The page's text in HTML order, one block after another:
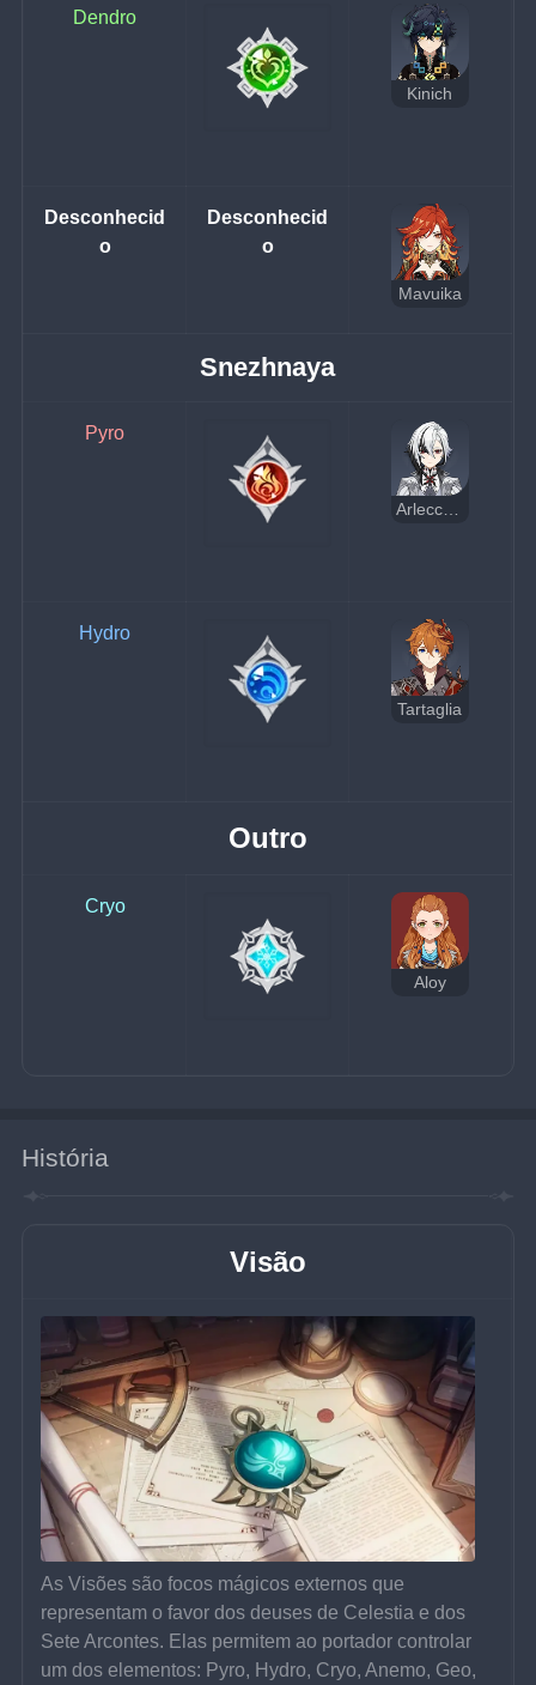
Dendro
Kinich
Desconhecid
o
Desconhecid
o
Mavuika
Snezhnaya
Pyro
Arlecchino
Hydro
Tartaglia
Outro
Cryo
Aloy
História
Visão
As Visões são focos mágicos externos que
representam o favor dos deuses de Celestia e dos
Sete Arcontes. Elas permitem ao portador controlar
um dos elementos: Pyro, Hydro, Cryo, Anemo, Geo,